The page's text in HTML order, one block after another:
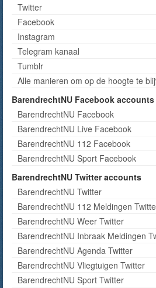
Twitter
Facebook
Instagram
Telegram kanaal
Tumblr
Alle manieren om op de hoogte te
BarendrechtNU Facebook accounts
BarendrechtNU Facebook
BarendrechtNU Live Facebook
BarendrechtNU 112 Facebook
BarendrechtNU Sport Facebook
BarendrechtNU Twitter accounts
BarendrechtNU Twitter
BarendrechtNU 112 Meldingen
BarendrechtNU Weer Twitter
BarendrechtNU Inbraak Meldingen
BarendrechtNU Agenda Twitter
BarendrechtNU Vliegtuigen Twitter
BarendrechtNU Sport Twitter